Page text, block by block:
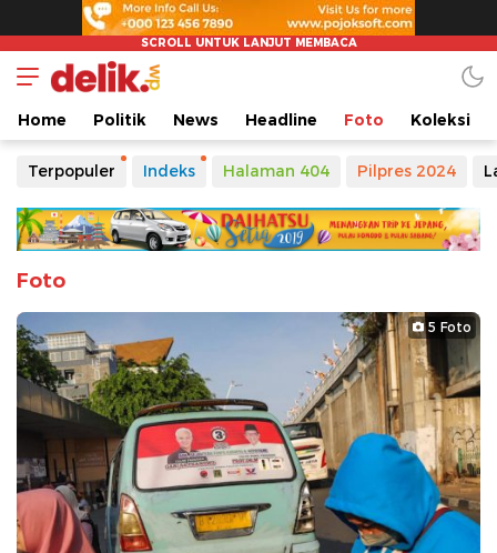
Home Politik News Headline Foto Koleksi
Terpopuler Indeks Halaman 404 Pilpres 2024
Foto
5 Foto